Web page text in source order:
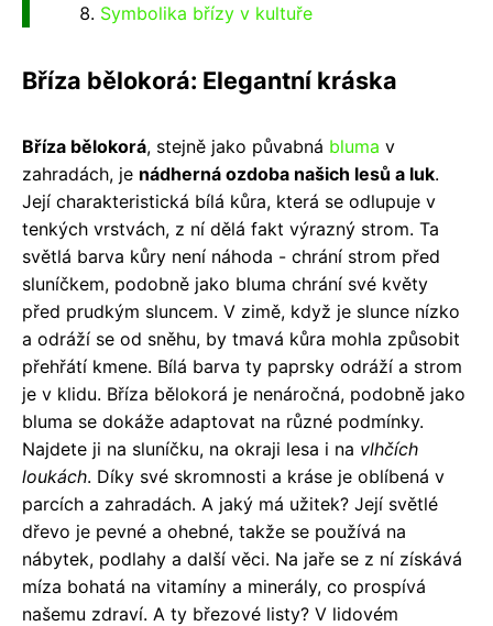
Symbolika břízy v kultuře
Bříza bělokorá: Elegantní kráska
Bříza bělokorá, stejně jako půvabná bluma v
zahradách, je nádherná ozdoba našich lesů a luk.
Její charakteristická bílá kůra, která se odlupuje v
tenkých vrstvách, z ní dělá fakt výrazný strom. Ta
světlá barva kůry není náhoda - chrání strom před
sluníčkem, podobně jako bluma chrání své květy
před prudkým sluncem. V zimě, když je slunce nízko
a odráží se od sněhu, by tmavá kůra mohla způsobit
přehřátí kmene. Bílá barva ty paprsky odráží a strom
je v klidu. Bříza bělokorá je nenáročná, podobně jako
bluma se dokáže adaptovat na různé podmínky.
Najdete ji na sluníčku, na okraji lesa i na vlhčích
loukách. Díky své skromnosti a kráse je oblíbená v
parcích a zahradách. A jaký má užitek? Její světlé
dřevo je pevné a ohebné, takže se používá na
nábytek, podlahy a další věci. Na jaře se z ní získává
míza bohatá na vitamíny a minerály, co prospívá
našemu zdraví. A ty březové listy? V lidovém